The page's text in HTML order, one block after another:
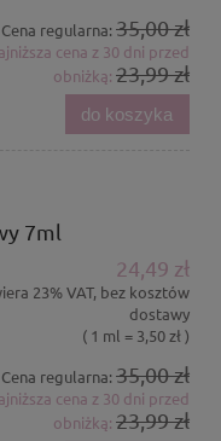
Cena regularna: 35,00 zł
cena z 30 dni przed
obniżką: 23,99 zł
do koszyka
7ml
24,49 zł
23% VAT, bez kosztów
dostawy
( 1 ml = 3,50 zł )
Cena regularna: 35,00 zł
cena z 30 dni przed
obniżką: 23,99 zł